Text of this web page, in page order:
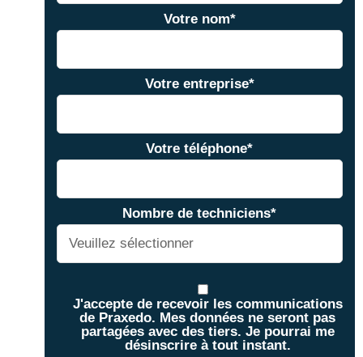
Votre nom*
Votre entreprise*
Votre téléphone*
Nombre de techniciens*
J'accepte de recevoir les communications
de Praxedo. Mes données ne seront pas
partagées avec des tiers. Je pourrai me
désinscrire à tout instant.